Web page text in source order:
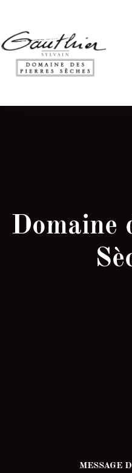
Domaine
MESSAGE